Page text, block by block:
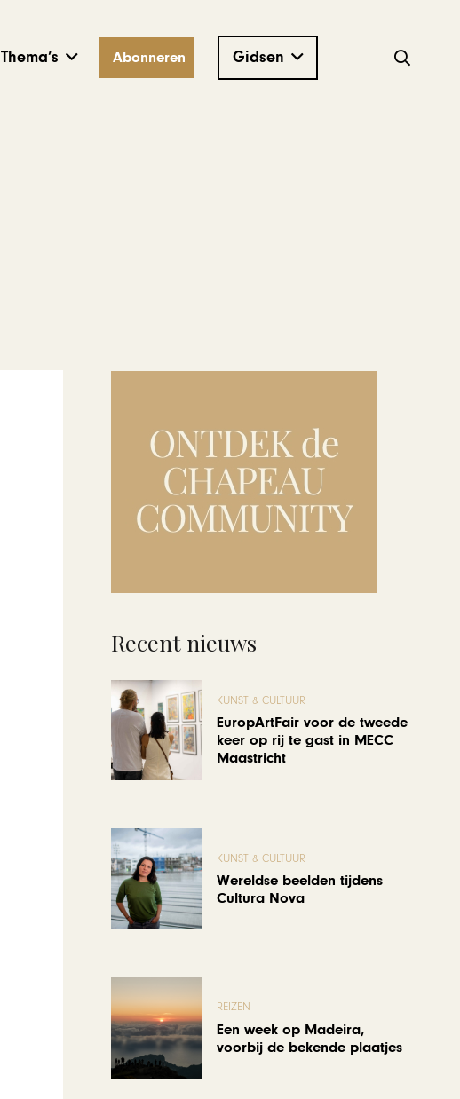
Thema’s Abonneren Gidsen
Recent nieuws
KUNST & CULTUUR
EuropArtFair voor de tweede
keer op rij te gast in MECC
Maastricht
KUNST & CULTUUR
Wereldse beelden tijdens
Cultura Nova
REIZEN
Een week op Madeira,
voorbij de bekende plaatjes